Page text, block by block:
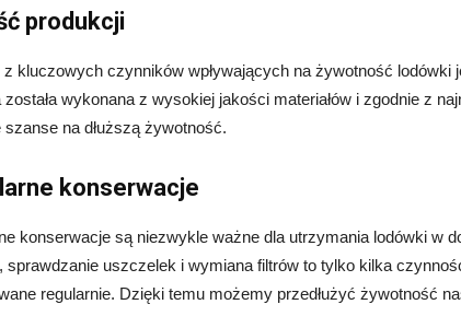
produkcji
kluczowych czynników wpływających na żywotność lodówki
została wykonana z wysokiej jakości materiałów i zgodnie z
na dłuższą żywotność.
konserwacje
konserwacje są niezwykle ważne dla utrzymania lodówki w
sprawdzanie uszczelek i wymiana filtrów to tylko kilka
regularnie. Dzięki temu możemy przedłużyć żywotność